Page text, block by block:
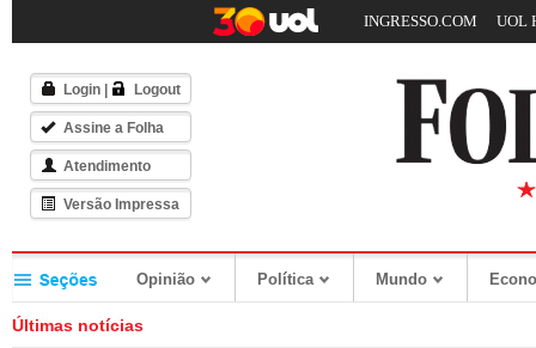
INGRESSO.COM UOL
Login Logout
Assine a Folha
Atendimento
Versão Impressa
Opinião Política Mundo
Últimas notícias